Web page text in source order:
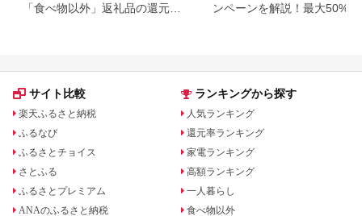
「食べ物以外」返礼品の還元率
ンペーンを解説！最大50%還
サイト比較
楽天ふるさと納税
ふるなび
ふるさとチョイス
さとふる
ふるさとプレミアム
ANAのふるさと納税
ランキングから探す
人気ランキング
還元率ランキング
家電ランキング
高額ランキング
一人暮らし
食べ物以外